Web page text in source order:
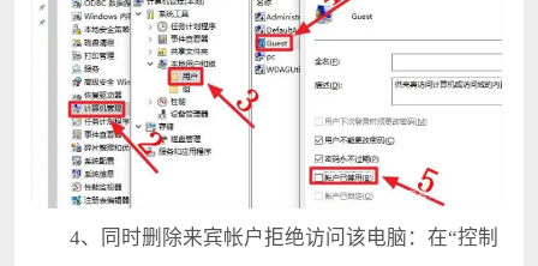
4、同时删除来宾帐户拒绝访问该电脑：在“控制